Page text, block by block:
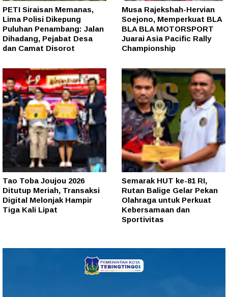
PETI Siraisan Memanas,
Lima Polisi Dikepung
Puluhan Penambang: Jalan
Dihadang, Pejabat Desa
dan Camat Disorot
Musa Rajekshah-Hervian
Soejono, Memperkuat BLA
BLA BLA MOTORSPORT
Juarai Asia Pacific Rally
Championship
Tao Toba Joujou 2026
Ditutup Meriah, Transaksi
Digital Melonjak Hampir
Tiga Kali Lipat
Semarak HUT ke-81 RI,
Rutan Balige Gelar Pekan
Olahraga untuk Perkuat
Kebersamaan dan
Sportivitas